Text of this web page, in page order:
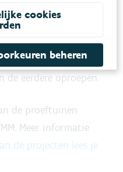
Regering (2020),
droogte voorzien
De voorwaarden van
voorbereid op
de eerdere oproepen.
de proeftuinen
Meer informatie
de projecten lees je
cookies
beheren